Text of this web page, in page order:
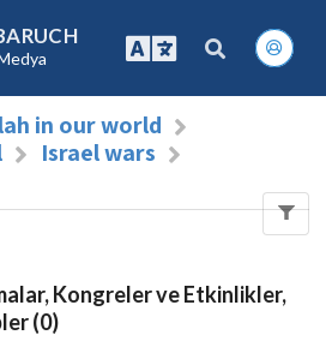
in our world
Israel wars
Kongreler ve Etkinlikler,
(0)